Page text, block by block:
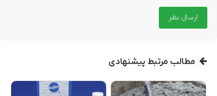
مطالب مرتبط پیشنهادی